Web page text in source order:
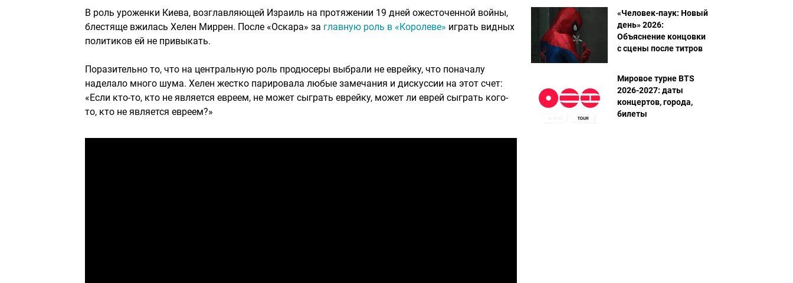
В роль уроженки Киева, возглавляющей Израиль на протяжении 19 дней ожесточенной войны,
блестяще вжилась Хелен Миррен. После «Оскара» за главную роль в «Королеве» играть видных
политиков ей не привыкать.
Поразительно то, что на центральную роль продюсеры выбрали не еврейку, что поначалу
наделало много шума. Хелен жестко парировала любые замечания и дискуссии на этот счет:
«Если кто-то, кто не является евреем, не может сыграть еврейку, может ли еврей сыграть кого-
то, кто не является евреем?»
«Человек-паук: Новый
день» 2026:
Объяснение концовки
с сцены после титров
Мировое турне BTS
2026-2027: даты
концертов, города,
билеты